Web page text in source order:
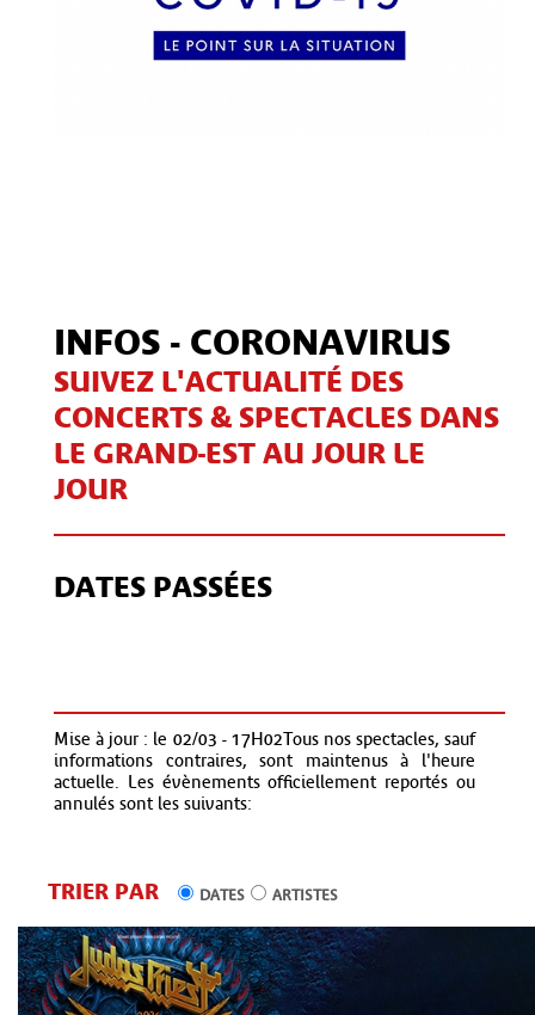
INFOS - CORONAVIRUS
SUIVEZ L'ACTUALITÉ DES
CONCERTS & SPECTACLES DANS
LE GRAND-EST AU JOUR LE
JOUR
DATES PASSÉES
Mise à jour : le 02/03 - 17H02Tous nos spectacles, sauf
informations contraires, sont maintenus à l'heure
actuelle. Les évènements officiellement reportés ou
annulés sont les suivants:
TRIER PAR DATES ARTISTES